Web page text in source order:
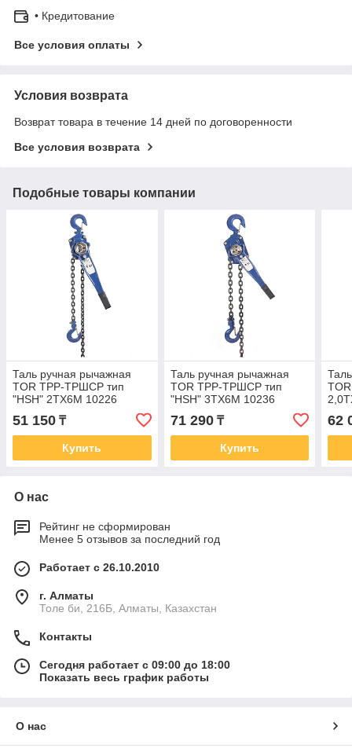
• Кредитование
Все условия оплаты
Условия возврата
Возврат товара в течение 14 дней по договоренности
Все условия возврата
Подобные товары компании
Таль ручная рычажная
TOR ТРР-ТРШСР тип
"HSH" 2TХ6М 10226
51 150 ₸
Купить
Таль ручная рычажная
TOR ТРР-ТРШСР тип
"HSH" 3TХ6М 10236
71 290₸
Купить
62
О нас
Рейтинг не сформирован
Менее 5 отзывов за последний год
Работает с 26.10.2010
г. Алматы
Толе би, 216Б, Алматы, Казахстан
Контакты
Сегодня работает с 09:00 до 18:00
Показать весь график работы
О нас